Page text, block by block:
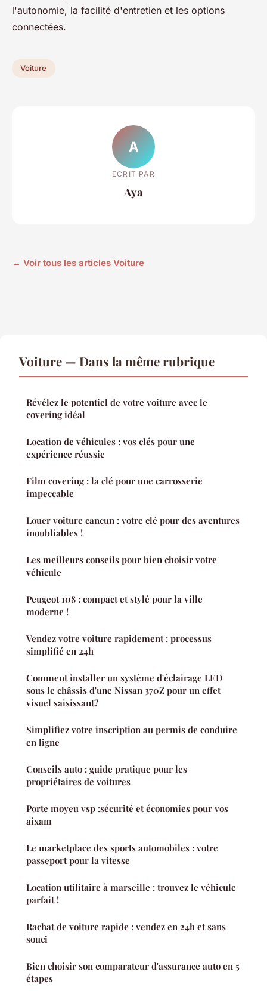
l'autonomie, la facilité d'entretien et les options
connectées.
Voiture
A
ECRIT PAR
Aya
← Voir tous les articles Voiture
Voiture — Dans la même rubrique
Révélez le potentiel de votre voiture avec le
covering idéal
Location de véhicules : vos clés pour une
expérience réussie
Film covering : la clé pour une carrosserie
impeccable
Louer voiture cancun : votre clé pour des aventures
inoubliables !
Les meilleurs conseils pour bien choisir votre
véhicule
Peugeot 108 : compact et stylé pour la ville
moderne !
Vendez votre voiture rapidement : processus
simplifié en 24h
Comment installer un système d'éclairage LED
sous le châssis d'une Nissan 370Z pour un effet
visuel saisissant?
Simplifiez votre inscription au permis de conduire
en ligne
Conseils auto : guide pratique pour les
propriétaires de voitures
Porte moyeu vsp :sécurité et économies pour vos
aixam
Le marketplace des sports automobiles : votre
passeport pour la vitesse
Location utilitaire à marseille : trouvez le véhicule
parfait !
Rachat de voiture rapide : vendez en 24h et sans
souci
Bien choisir son comparateur d'assurance auto en 5
étapes